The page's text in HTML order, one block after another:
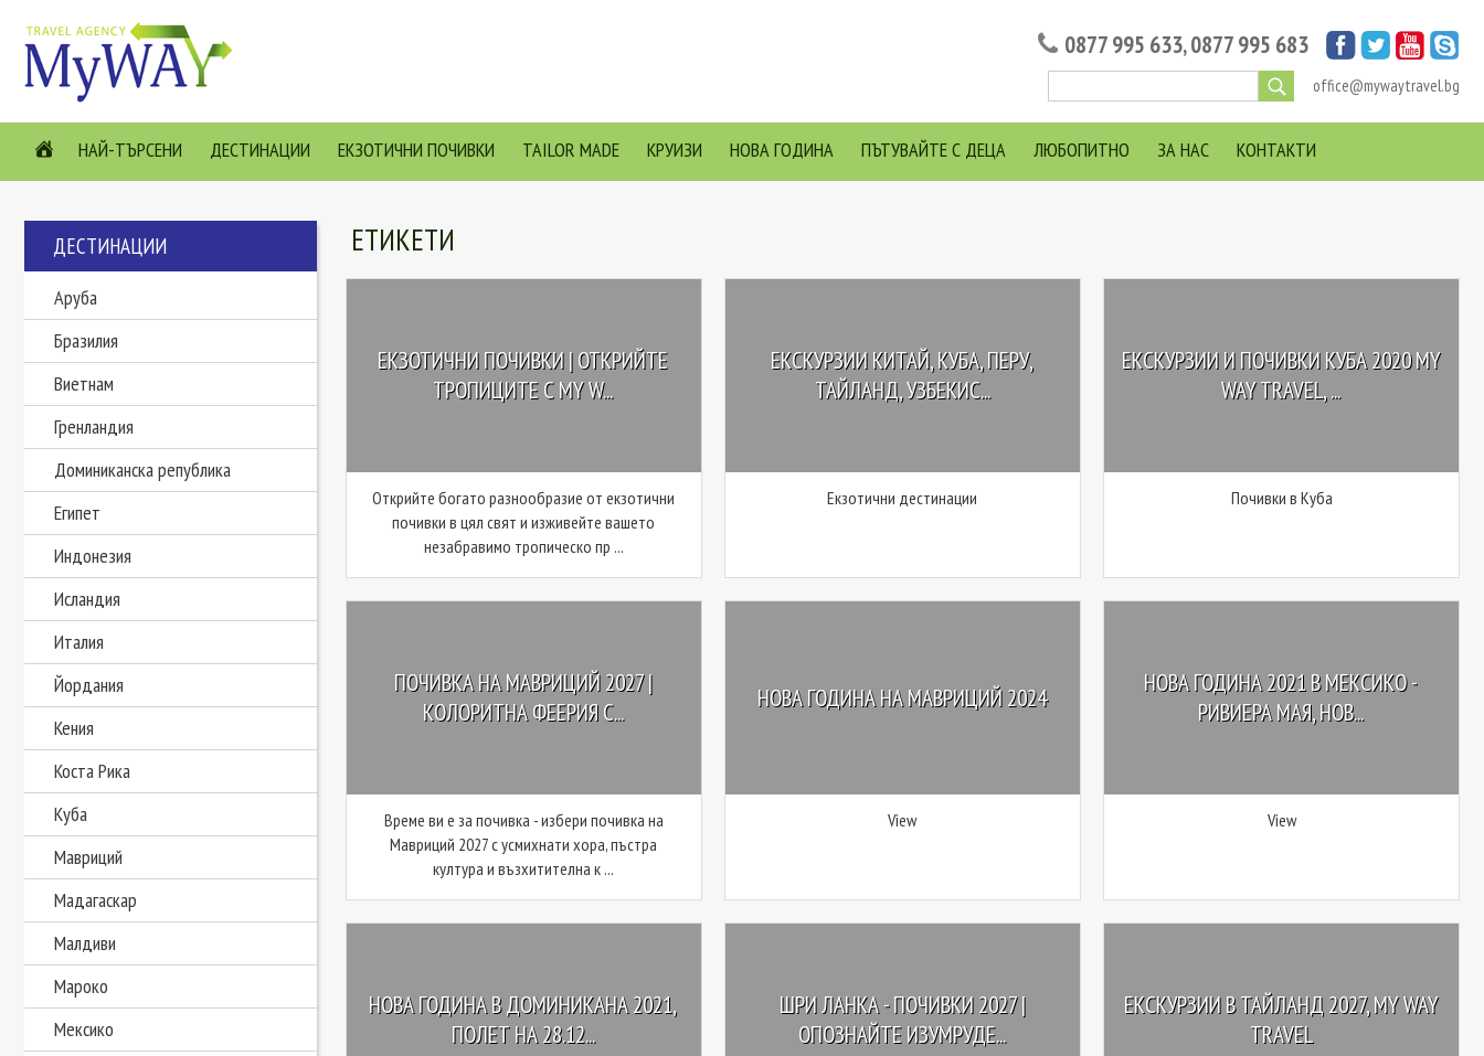
0877 995 633,0877 995 683
office@mywaytravel.bg
НАЙ-ТЪРСЕНИ ДЕСТИНАЦИИ ЕКЗОТИЧНИ ПОЧИВКИ TAILOR MADE КРУИЗИ НОВА ГОДИНА ПЪТУВАЙТЕ С ДЕЦА ЛЮБОПИТНО ЗА НАС КОНТАКТИ
ДЕСТИНАЦИИ
Аруба
Бразилия
Виетнам
Гренландия
Доминиканска република
Египет
Индонезия
Исландия
Италия
Йордания
Кения
Коста Рика
Куба
Мавриций
Мадагаскар
Малдиви
Мароко
Мексико
ЕТИКЕТИ
ЕКЗОТИЧНИ ПОЧИВКИ | ОТКРИЙТЕ
ТРОПИЦИТЕ С MY W...
Открийте богато разнообразие от екзотични
почивки в цял свят и изживейте вашето
незабравимо тропическо пр ...
ЕКСКУРЗИИ КИТАЙ, КУБА, ПЕРУ,
ТАЙЛАНД, УЗБЕКИС...
Екзотични дестинации
ЕКСКУРЗИИ И ПОЧИВКИ КУБА 2020 MY
WAY TRAVEL, ...
Почивки в Куба
ПОЧИВКА НА МАВРИЦИЙ 2027 |
КОЛОРИТНА ФЕЕРИЯ С...
Време ви е за почивка - избери почивка на
Мавриций 2027 с усмихнати хора, пъстра
култура и възхитителна к ...
НОВА ГОДИНА НА МАВРИЦИЙ 2024
View
НОВА ГОДИНА 2021 В МЕКСИКО -
РИВИЕРА МАЯ, НОВ...
View
НОВА ГОДИНА В ДОМИНИКАНА 2021,
ПОЛЕТ НА 28.12...
ШРИ ЛАНКА - ПОЧИВКИ 2027 |
ОПОЗНАЙТЕ ИЗУМРУДЕ...
ЕКСКУРЗИИ В ТАЙЛАНД 2027, MY WAY
TRAVEL